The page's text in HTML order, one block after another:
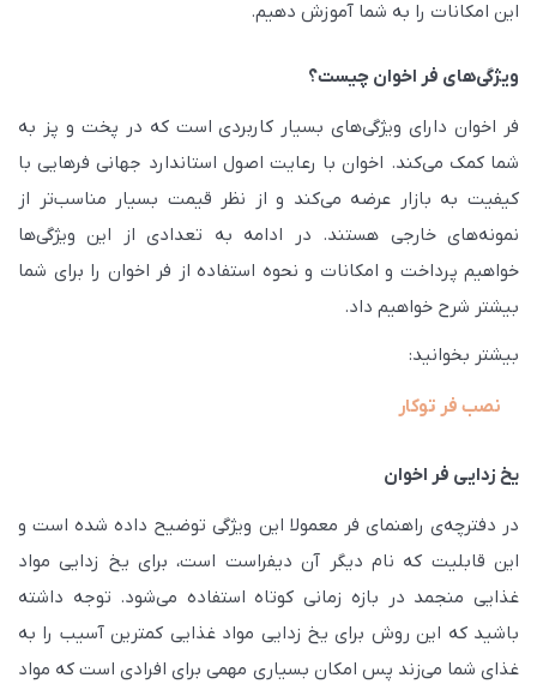
این امکانات را به شما آموزش دهیم.
ویژگی‌های فر اخوان چیست؟
فر اخوان دارای ویژگی‌های بسیار کاربردی است که در پخت و پز به
شما کمک می‌کند. اخوان با رعایت اصول استاندارد جهانی فرهایی با
کیفیت به بازار عرضه می‌کند و از نظر قیمت بسیار مناسب‌تر از
نمونه‌های خارجی هستند. در ادامه به تعدادی از این ویژگی‌ها
خواهیم پرداخت و امکانات و نحوه استفاده از فر اخوان را برای شما
بیشتر شرح خواهیم داد.
بیشتر بخوانید:
نصب فر توکار
یخ زدایی فر اخوان
در دفترچه‌ی راهنمای فر معمولا این ویژگی توضیح داده شده است و
این قابلیت که نام دیگر آن دیفراست است، برای یخ زدایی مواد
غذایی منجمد در بازه زمانی کوتاه استفاده می‌شود. توجه داشته
باشید که این روش برای یخ زدایی مواد غذایی کمترین آسیب را به
غذای شما می‌زند پس امکان بسیاری مهمی برای افرادی است که مواد